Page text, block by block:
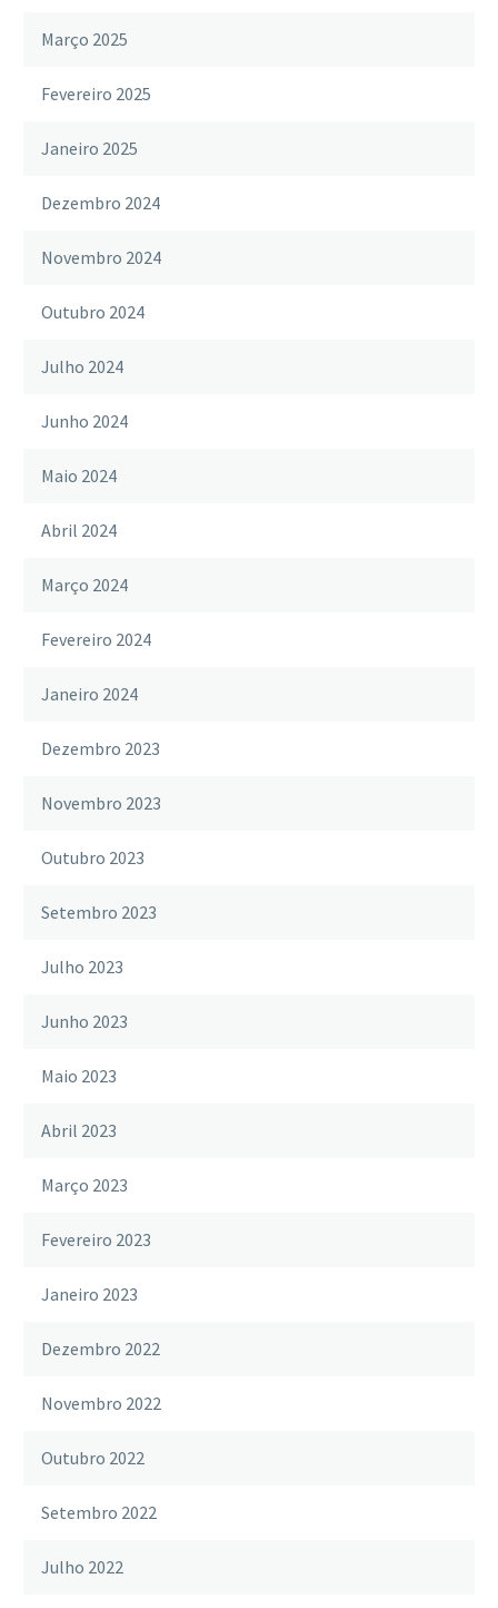
Março 2025
Fevereiro 2025
Janeiro 2025
Dezembro 2024
Novembro 2024
Outubro 2024
Julho 2024
Junho 2024
Maio 2024
Abril 2024
Março 2024
Fevereiro 2024
Janeiro 2024
Dezembro 2023
Novembro 2023
Outubro 2023
Setembro 2023
Julho 2023
Junho 2023
Maio 2023
Abril 2023
Março 2023
Fevereiro 2023
Janeiro 2023
Dezembro 2022
Novembro 2022
Outubro 2022
Setembro 2022
Julho 2022